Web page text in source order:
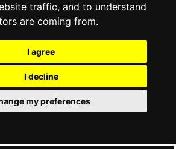
traffic, and to understand
are coming from.
I agree
I decline
my preferences